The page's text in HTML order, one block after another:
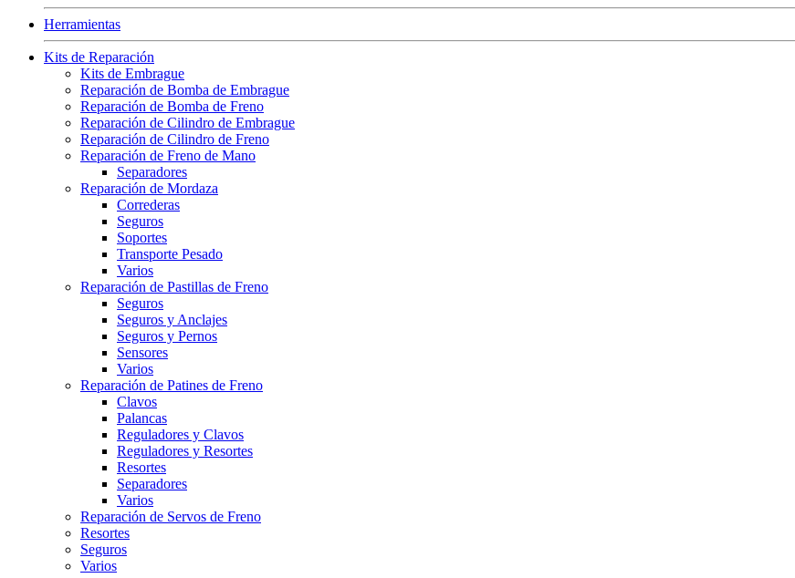
Herramientas
Kits de Reparación
Kits de Embrague
Reparación de Bomba de Embrague
Reparación de Bomba de Freno
Reparación de Cilindro de Embrague
Reparación de Cilindro de Freno
Reparación de Freno de Mano
Separadores
Reparación de Mordaza
Correderas
Seguros
Soportes
Transporte Pesado
Varios
Reparación de Pastillas de Freno
Seguros
Seguros y Anclajes
Seguros y Pernos
Sensores
Varios
Reparación de Patines de Freno
Clavos
Palancas
Reguladores y Clavos
Reguladores y Resortes
Resortes
Separadores
Varios
Reparación de Servos de Freno
Resortes
Seguros
Varios